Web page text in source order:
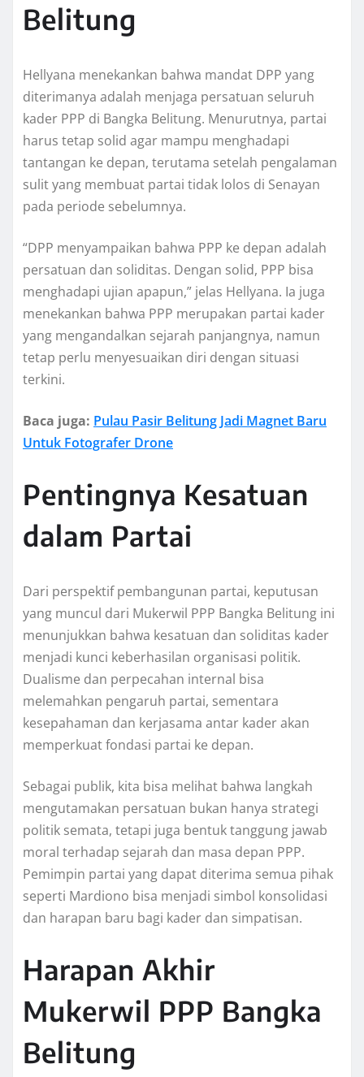
Belitung
Hellyana menekankan bahwa mandat DPP yang
diterimanya adalah menjaga persatuan seluruh
kader PPP di Bangka Belitung. Menurutnya, partai
harus tetap solid agar mampu menghadapi
tantangan ke depan, terutama setelah pengalaman
sulit yang membuat partai tidak lolos di Senayan
pada periode sebelumnya.
“DPP menyampaikan bahwa PPP ke depan adalah
persatuan dan soliditas. Dengan solid, PPP bisa
menghadapi ujian apapun,” jelas Hellyana. Ia juga
menekankan bahwa PPP merupakan partai kader
yang mengandalkan sejarah panjangnya, namun
tetap perlu menyesuaikan diri dengan situasi
terkini.
Baca juga: Pulau Pasir Belitung Jadi Magnet Baru
Untuk Fotografer Drone
Pentingnya Kesatuan
dalam Partai
Dari perspektif pembangunan partai, keputusan
yang muncul dari Mukerwil PPP Bangka Belitung ini
menunjukkan bahwa kesatuan dan soliditas kader
menjadi kunci keberhasilan organisasi politik.
Dualisme dan perpecahan internal bisa
melemahkan pengaruh partai, sementara
kesepahaman dan kerjasama antar kader akan
memperkuat fondasi partai ke depan.
Sebagai publik, kita bisa melihat bahwa langkah
mengutamakan persatuan bukan hanya strategi
politik semata, tetapi juga bentuk tanggung jawab
moral terhadap sejarah dan masa depan PPP.
Pemimpin partai yang dapat diterima semua pihak
seperti Mardiono bisa menjadi simbol konsolidasi
dan harapan baru bagi kader dan simpatisan.
Harapan Akhir
Mukerwil PPP Bangka
Belitung